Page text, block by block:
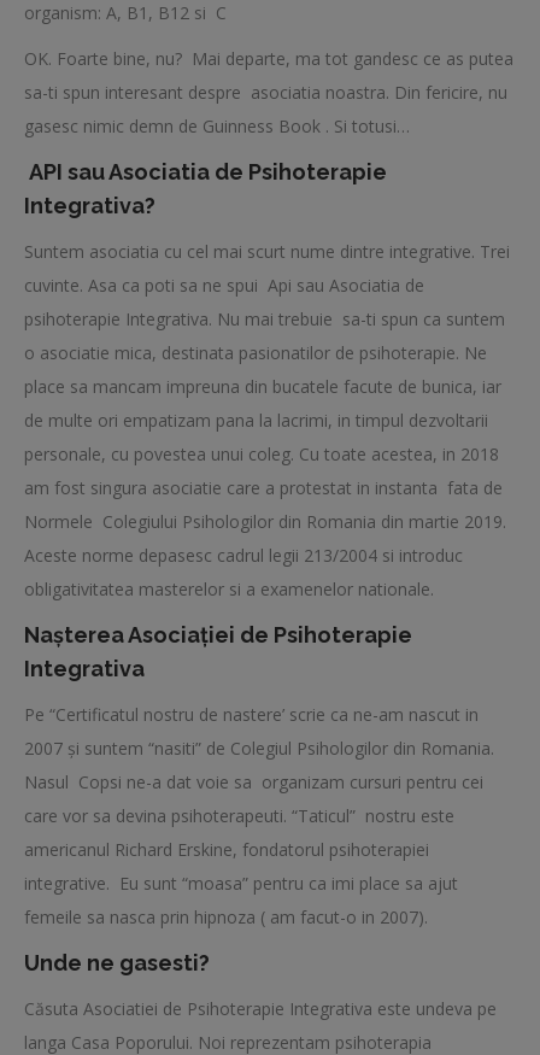
organism: A, B1, B12 si C
OK. Foarte bine, nu? Mai departe, ma tot gandesc ce as putea
sa-ti spun interesant despre asociatia noastra. Din fericire, nu
gasesc nimic demn de Guinness Book . Si totusi…
API sau Asociatia de Psihoterapie
Integrativa?
Suntem asociatia cu cel mai scurt nume dintre integrative. Trei
cuvinte. Asa ca poti sa ne spui Api sau Asociatia de
psihoterapie Integrativa. Nu mai trebuie sa-ti spun ca suntem
o asociatie mica, destinata pasionatilor de psihoterapie. Ne
place sa mancam impreuna din bucatele facute de bunica, iar
de multe ori empatizam pana la lacrimi, in timpul dezvoltarii
personale, cu povestea unui coleg. Cu toate acestea, in 2018
am fost singura asociatie care a protestat in instanta fata de
Normele Colegiului Psihologilor din Romania din martie 2019.
Aceste norme depasesc cadrul legii 213/2004 si introduc
obligativitatea masterelor si a examenelor nationale.
Nașterea Asociației de Psihoterapie
Integrativa
Pe “Certificatul nostru de nastere’ scrie ca ne-am nascut in
2007 și suntem “nasiti” de Colegiul Psihologilor din Romania.
Nasul Copsi ne-a dat voie sa organizam cursuri pentru cei
care vor sa devina psihoterapeuti. “Taticul” nostru este
americanul Richard Erskine, fondatorul psihoterapiei
integrative. Eu sunt “moasa” pentru ca imi place sa ajut
femeile sa nasca prin hipnoza ( am facut-o in 2007).
Unde ne gasesti?
Căsuta Asociatiei de Psihoterapie Integrativa este undeva pe
langa Casa Poporului. Noi reprezentam psihoterapia